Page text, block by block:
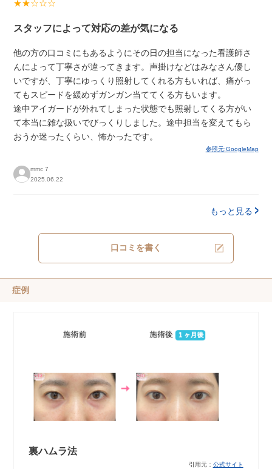
★★☆☆☆
スタッフによって対応の差が気になる
他の方の口コミにもあるようにその日の担当になった看護師さ
んによって丁寧さが違ってきます。声掛けなどはみなさん優し
いですが、丁寧にゆっくり照射してくれる方もいれば、痛がっ
てもスピードを緩めずガンガン当ててくる方もいます。
途中アイガードが外れてしまった状態でも照射してくる方がい
て本当に雑な扱いでびっくりしました。途中担当を変えてもら
おうか迷ったくらい、怖かったです。
参照元:GoogleMap
mmc 7
2025.06.22
もっと見る
口コミを書く
症例
裏ハムラ法
引用元： 公式サイト